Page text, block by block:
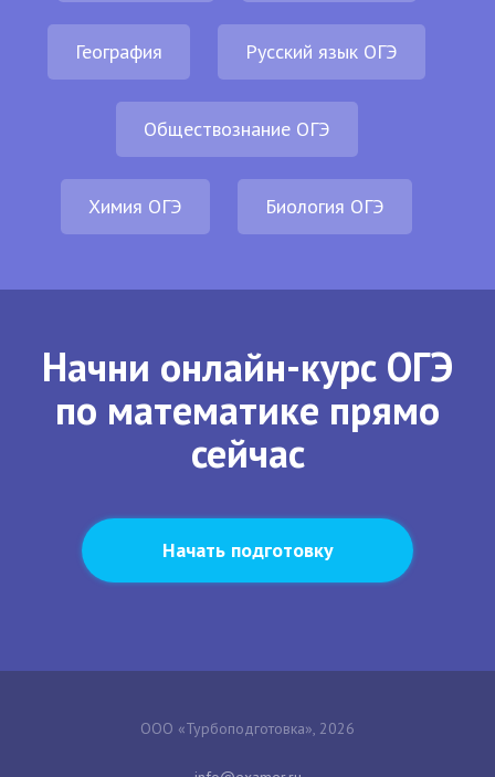
География Русский язык ОГЭ
Обществознание ОГЭ
Химия ОГЭ Биология ОГЭ
Начни онлайн-курс ОГЭ
по математике прямо
сейчас
Начать подготовку
ООО «Турбоподготовка», 2026